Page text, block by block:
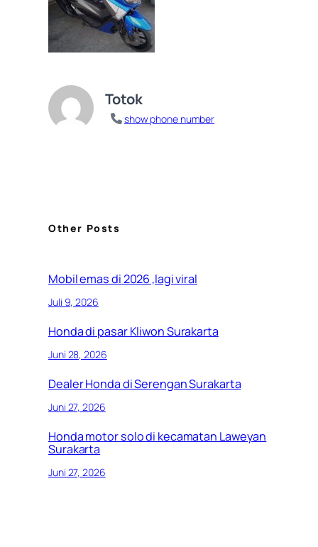
Totok
show phone number
Other Posts
Mobil emas di 2026 ,lagi viral
Juli 9, 2026
Honda di pasar Kliwon Surakarta
Juni 28, 2026
Dealer Honda di Serengan Surakarta
Juni 27, 2026
Honda motor solo di kecamatan Laweyan
Surakarta
Juni 27, 2026